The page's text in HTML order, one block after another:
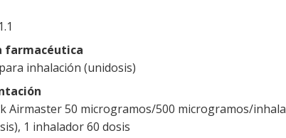
farmacéutica
inhalación (unidosis)
Airmaster 50 microgramos/500 microgramos/
1 inhalador 60 dosis